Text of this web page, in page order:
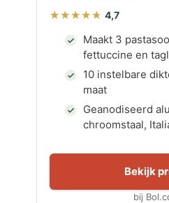
4,7
Maakt 3
fettuccine en
10 instelbare
maat
Geanodiseerd
chroomstaal,
Bekijk
bij